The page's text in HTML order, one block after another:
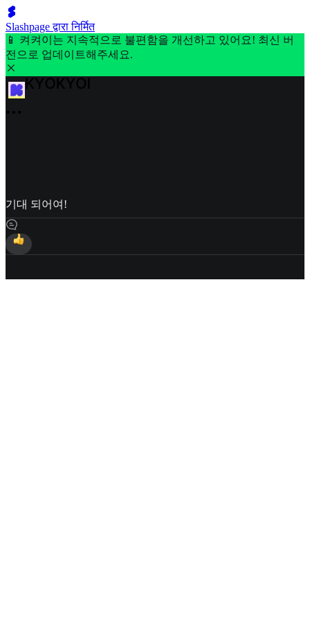
Slashpage द्वारा निर्मित
📱 켜켜이는 지속적으로 불편함을 개선하고 있어요! 최신 버
전으로 업데이트해주세요.
기대 되어여!